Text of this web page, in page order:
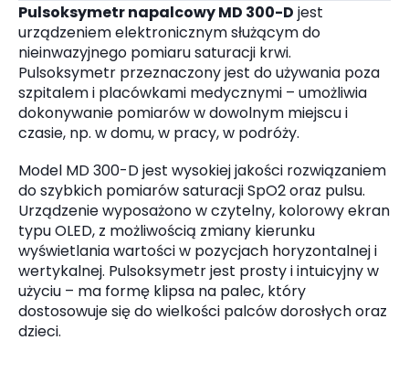
Pulsoksymetr napalcowy MD 300-D jest
urządzeniem elektronicznym służącym do
nieinwazyjnego pomiaru saturacji krwi.
Pulsoksymetr przeznaczony jest do używania poza
szpitalem i placówkami medycznymi – umożliwia
dokonywanie pomiarów w dowolnym miejscu i
czasie, np. w domu, w pracy, w podróży.
Model MD 300-D jest wysokiej jakości rozwiązaniem
do szybkich pomiarów saturacji SpO2 oraz pulsu.
Urządzenie wyposażono w czytelny, kolorowy ekran
typu OLED, z możliwością zmiany kierunku
wyświetlania wartości w pozycjach horyzontalnej i
wertykalnej. Pulsoksymetr jest prosty i intuicyjny w
użyciu – ma formę klipsa na palec, który
dostosowuje się do wielkości palców dorosłych oraz
dzieci.